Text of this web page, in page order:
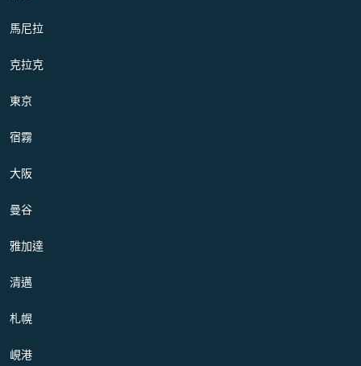
馬尼拉
克拉克
東京
宿霧
大阪
曼谷
雅加達
清邁
札幌
峴港